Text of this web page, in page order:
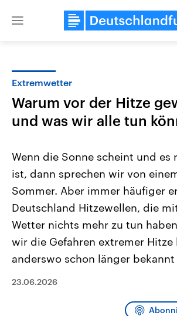
Close
Landtagswahl Sachsen-Anhalt
2026
Alle Informationen
September 2026 einen neuen
Bundesland von einer Koalition aus
Umfragen, Prognosen,
und Kandidaten der anstehenden
USA
mit
Extremwetter
Warum vor der Hitze
und was wir alle tun
Wenn die Sonne scheint und es
ist, dann sprechen wir von
Sommer. Aber immer häufiger
Deutschland Hitzewellen, die
Wetter nichts mehr zu tun
wir die Gefahren extremer Hitze
anderswo schon länger bekannt
23.06.2026